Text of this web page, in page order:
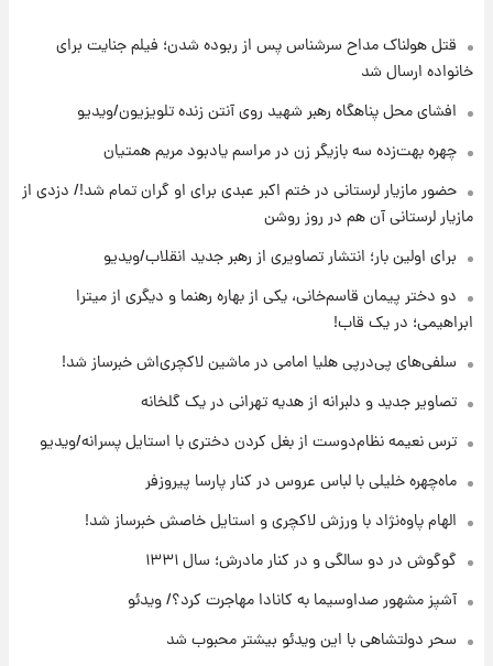
۱۷ ساعت پیش
۱۷ ساعت پیش
پی رفتن رامین رضاییان+ عکس
۱۸ ساعت پیش
مرداد ۱۴۰۵ +جدول
۱۸ ساعت پیش
با قدرتمندترین و بادوام ترین تانک جهان آشنا
شوید+ فیلم
۱۹ ساعت پیش
قتل هولناک مداح سرشناس پس از ربوده شدن؛ فیلم جنایت برای
خانواده ارسال شد
افشای محل پناهگاه‌ رهبر شهید روی آنتن زنده تلویزیون/ویدیو
چهره بهت‌زده سه بازیگر زن در مراسم یادبود مریم همتیان
حضور مازیار لرستانی در ختم اکبر عبدی برای او گران تمام شد!/ دزدی از
مازیار لرستانی آن هم در روز روشن
برای اولین بار؛ انتشار تصاویری از رهبر جدید انقلاب/ویدیو
دو دختر پیمان قاسم‌خانی، یکی از بهاره رهنما و دیگری از میترا
ابراهیمی؛ در یک قاب!
سلفی‌های پی‌درپی هلیا امامی در ماشین لاکچری‌اش خبرساز شد!
تصاویر جدید و دلبرانه از هدیه تهرانی در یک گلخانه
ترس نعیمه نظام‌دوست از بغل کردن دختری با استایل پسرانه/ویدیو
ماه‌چهره خلیلی با لباس عروس در کنار پارسا پیروزفر
الهام پاوه‌نژاد با ورزش لاکچری و استایل خاصش خبرساز شد!
گوگوش در دو سالگی و در کنار مادرش؛ سال ۱۳۳۱
آشپز مشهور صداوسیما به کانادا مهاجرت کرد؟/ ویدئو
سحر دولتشاهی با این ویدئو بیشتر محبوب شد